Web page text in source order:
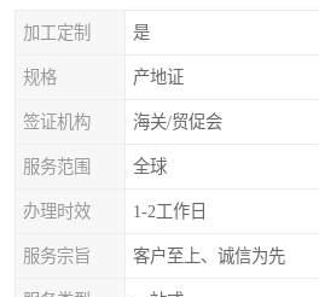
加工定制 是
规格 产地证
签证机构 海关/贸促会
服务范围 全球
办理时效 1-2工作日
服务宗旨 客户至上、诚信为先